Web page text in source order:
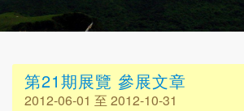
第21期展覽 參展文章
2012-06-01 至 2012-10-31